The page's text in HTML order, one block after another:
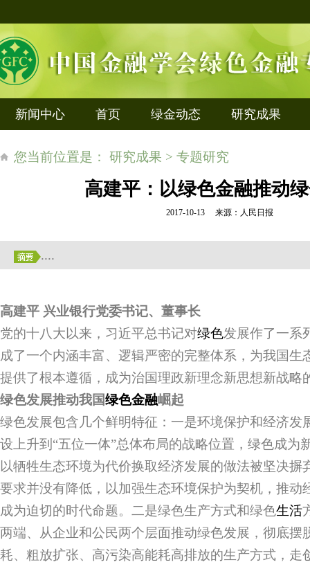
新闻中心 首页 绿金动态 研究成果
您当前位置是： 研究成果 > 专题研究
高建平：以绿色金融推动
2017-10-13 来源：人民日报
....
高建平 兴业银行党委书记、董事长
党的十八大以来，习近平总书记对绿色发展作了一系
成了一个内涵丰富、逻辑严密的完整体系，为我国生
提供了根本遵循，成为治国理政新理念新思想新战略
绿色发展推动我国绿色金融崛起
绿色发展包含几个鲜明特征：一是环境保护和经济发
设上升到“五位一体”总体布局的战略位置，绿色成为
以牺牲生态环境为代价换取经济发展的做法被坚决摒
要求并没有降低，以加强生态环境保护为契机，推动
成为迫切的时代命题。二是绿色生产方式和绿色生活
两端、从企业和公民两个层面推动绿色发展，彻底摆
耗、粗放扩张、高污染高能耗高排放的生产方式，走